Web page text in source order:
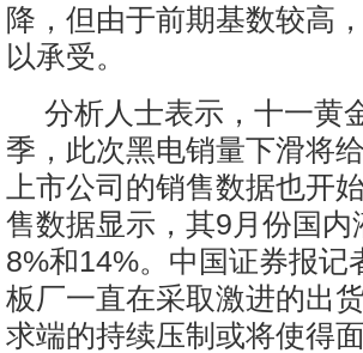
降，但由于前期基数较高
以承受。
分析人士表示，十一黄
季，此次黑电销量下滑将
上市公司的销售数据也开
售数据显示，其9月份国
8%和14%。中国证券报
板厂一直在采取激进的出
求端的持续压制或将使得